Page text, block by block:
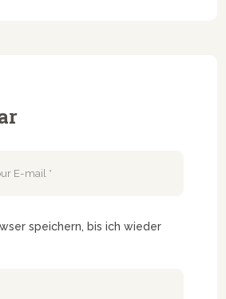
speichern, bis ich wieder